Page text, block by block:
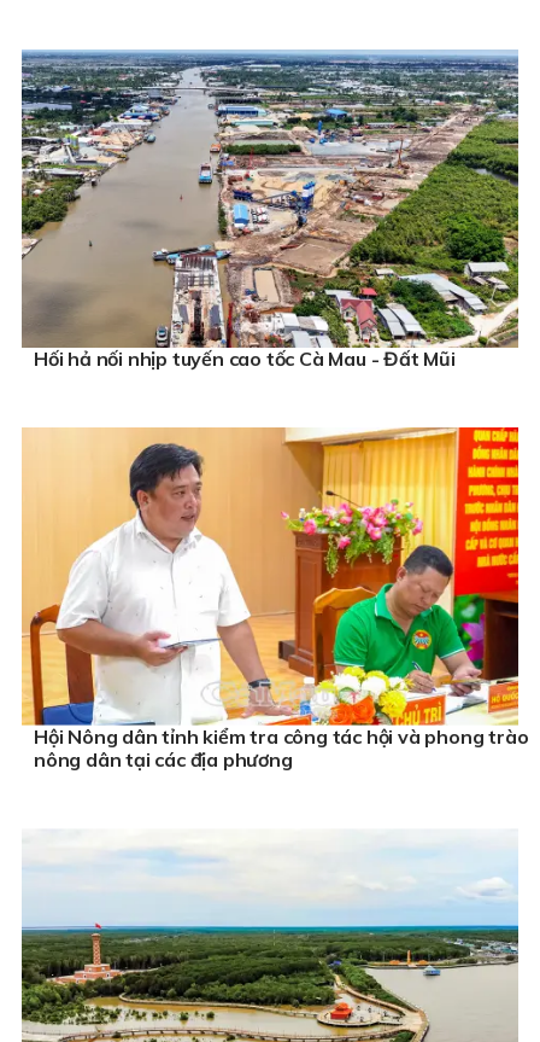
Hối hả nối nhịp tuyến cao tốc Cà Mau - Đất Mũi
Hội Nông dân tỉnh kiểm tra công tác hội và phong trào
nông dân tại các địa phương